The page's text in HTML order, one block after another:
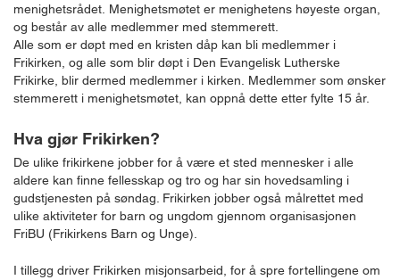
menighetsrådet. Menighetsmøtet er menighetens høyeste organ,
og består av alle medlemmer med stemmerett.
Alle som er døpt med en kristen dåp kan bli medlemmer i
Frikirken, og alle som blir døpt i Den Evangelisk Lutherske
Frikirke, blir dermed medlemmer i kirken. Medlemmer som ønsker
stemmerett i menighetsmøtet, kan oppnå dette etter fylte 15 år.
Hva gjør Frikirken?
De ulike frikirkene jobber for å være et sted mennesker i alle
aldere kan finne fellesskap og tro og har sin hovedsamling i
gudstjenesten på søndag. Frikirken jobber også målrettet med
ulike aktiviteter for barn og ungdom gjennom organisasjonen
FriBU (Frikirkens Barn og Unge).
I tillegg driver Frikirken misjonsarbeid, for å spre fortellingene om